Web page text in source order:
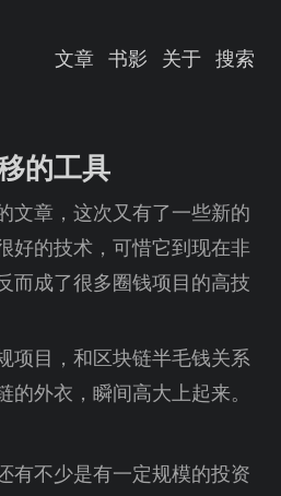
文章 书影 关于 搜索
的工具
文章，这次又有了一些新的
好的技术，可惜它到现在非
而成了很多圈钱项目的高技
项目，和区块链半毛钱关系
的外衣，瞬间高大上起来。
有不少是有一定规模的投资